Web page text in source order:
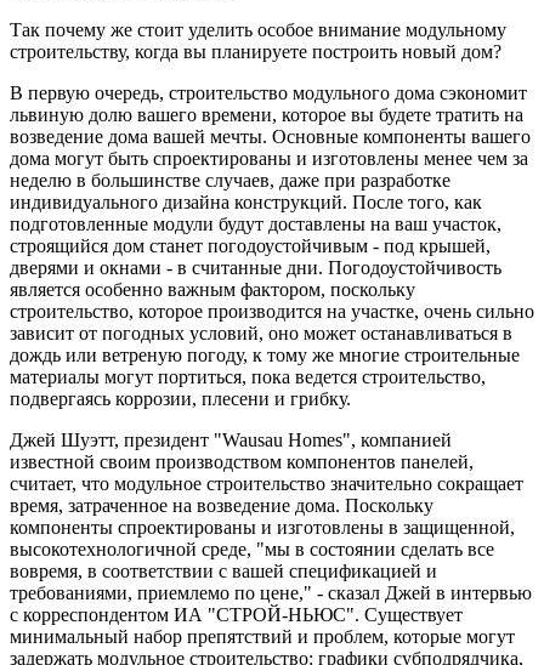
Так почему же стоит уделить особое внимание модульному
строительству, когда вы планируете построить новый дом?
В первую очередь, строительство модульного дома сэкономит
львиную долю вашего времени, которое вы будете тратить на
возведение дома вашей мечты. Основные компоненты вашего
дома могут быть спроектированы и изготовлены менее чем за
неделю в большинстве случаев, даже при разработке
индивидуального дизайна конструкций. После того, как
подготовленные модули будут доставлены на ваш участок,
строящийся дом станет погодоустойчивым - под крышей,
дверями и окнами - в считанные дни. Погодоустойчивость
является особенно важным фактором, поскольку
строительство, которое производится на участке, очень сильно
зависит от погодных условий, оно может останавливаться в
дождь или ветреную погоду, к тому же многие строительные
материалы могут портиться, пока ведется строительство,
подвергаясь коррозии, плесени и грибку.
Джей Шуэтт, президент "Wausau Homes", компанией
известной своим производством компонентов панелей,
считает, что модульное строительство значительно сокращает
время, затраченное на возведение дома. Поскольку
компоненты спроектированы и изготовлены в защищенной,
высокотехнологичной среде, "мы в состоянии сделать все
вовремя, в соответствии с вашей спецификацией и
требованиями, приемлемо по цене," - сказал Джей в интервью
с корреспондентом ИА "СТРОЙ-НЬЮС". Существует
минимальный набор препятствий и проблем, которые могут
задержать модульное строительство: графики субподрядчика,